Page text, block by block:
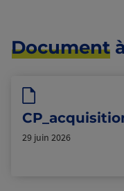
Document
29 juin 2026